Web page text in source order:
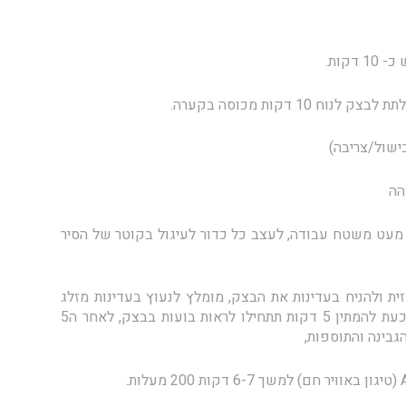
מכוסה בקערה.
ל-2 כדורים, לקמח מעט משטח עבודה, לעצב כל כדור לעיגול בקוטר של הסיר
ולהניח בעדינות את הבצק, מומלץ לנעוץ בעדינות מזלג
במרכז הבצק שהפיצה לא תהיה עבה מדי, כעת להמתין 5 דקות תתחילו לראות בועות בבצק, לאחר ה5
והתוספות,